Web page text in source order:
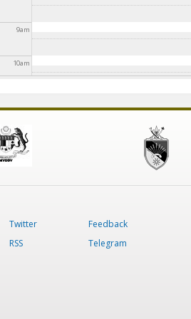
9am
10am
12pm
3pm
Twitter
Feedback
RSS
Telegram